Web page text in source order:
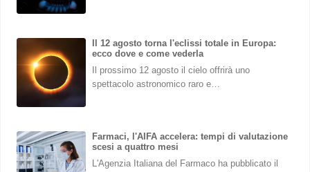
Il 12 agosto torna l'eclissi totale in Europa:
ecco dove e come vederla
Il prossimo 12 agosto il cielo offrirà uno
spettacolo astronomico raro e…
Farmaci, l'AIFA accelera: tempi di valutazione
scesi a quattro mesi
L'Agenzia Italiana del Farmaco ha pubblicato il